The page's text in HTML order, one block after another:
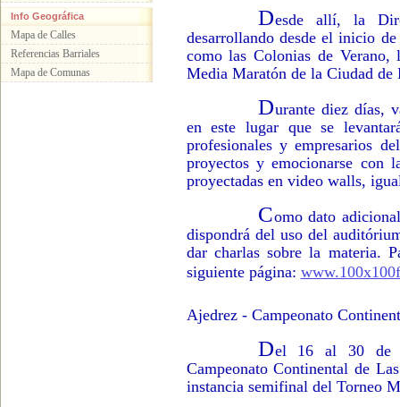
Info Geográfica
Mapa de Calles
Referencias Barriales
Mapa de Comunas
Desde allí, la
desarrollando desde el inicio
como las Colonias de
Media Maratón de la Ciudad de
Durante diez días,
en este lugar que se
profesionales y empresarios
proyectos y emocionarse con
proyectadas en video walls,
Como dato
dispondrá del uso del
dar charlas sobre la materia.
siguiente página:
Ajedrez - Campeonato
Del 16 al 30 de
Campeonato Continental de
instancia semifinal del Torneo